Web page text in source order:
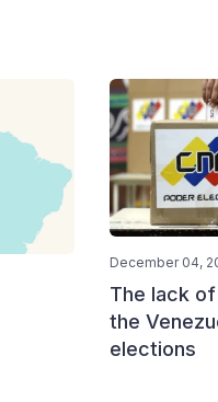
December 04,
The lack
the
elections